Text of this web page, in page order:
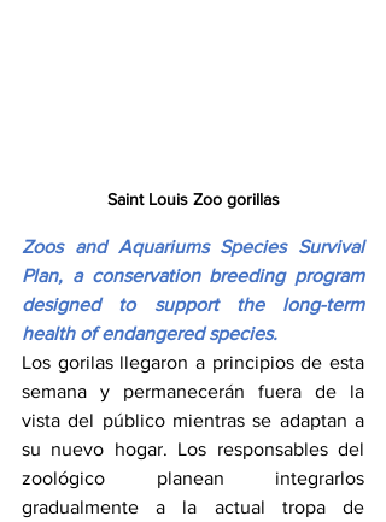
Saint Louis Zoo gorillas
Zoos and Aquariums Species Survival
Plan, a conservation breeding program
designed to support the long-term
health of endangered species.
Los gorilas llegaron a principios de esta
semana y permanecerán fuera de la
vista del público mientras se adaptan a
su nuevo hogar. Los responsables del
zoológico planean integrarlos
gradualmente a la actual tropa de